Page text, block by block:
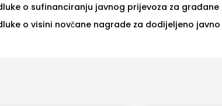
o sufinanciranju javnog prijevoza za
o visini novčane nagrade za dodijeljeno